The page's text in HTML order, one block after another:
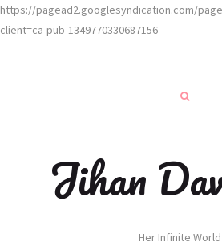
https://pagead2.googlesyndication.com/
client=ca-pub-1349770330687156
Jihan
Her Infinite World